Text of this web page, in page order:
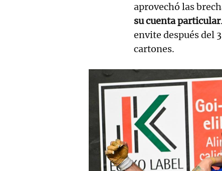
aprovechó las
su cuenta particular
envite después del
cartones.